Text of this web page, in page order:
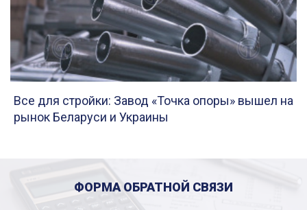
Все для стройки: Завод «Точка опоры» вышел на
рынок Беларуси и Украины
ФОРМА ОБРАТНОЙ СВЯЗИ